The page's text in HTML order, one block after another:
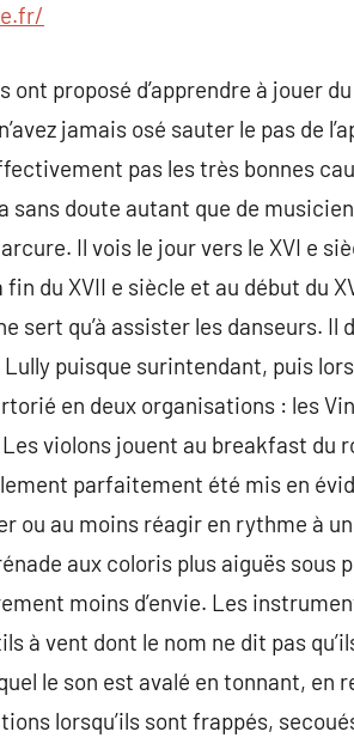
ont proposé d’apprendre à jouer
jamais osé sauter le pas de
pas les très bonnes
sans doute autant que de
Il vois le jour vers le XVI e
du XVII e siècle et au début du
qu’à assister les danseurs. Il
puisque surintendant, puis
en deux organisations : les
violons jouent au breakfast du
parfaitement été mis en
au moins réagir en rythme à
aux coloris plus aiguës sous
moins d’envie. Les
à vent dont le nom ne dit pas
le son est avalé en tonnant, en
lorsqu’ils sont frappés,